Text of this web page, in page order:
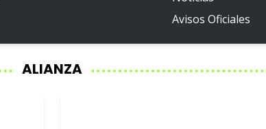
Avisos Oficiales
ALIANZA